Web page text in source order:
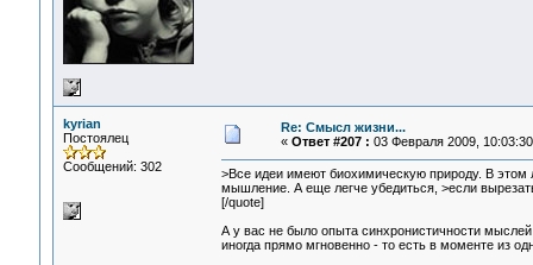
kyrian
Постоялец
Сообщений: 302
Re: Смысл жизни...
« Ответ #207 : 03 Февраля 2009,
>Все идеи имеют биохимическую природу. В этом
мышление. А еще легче убедиться, >если
[/quote]
А у вас не было опыта синхронистичности
иногда прямо мгновенно - то есть в моменте из